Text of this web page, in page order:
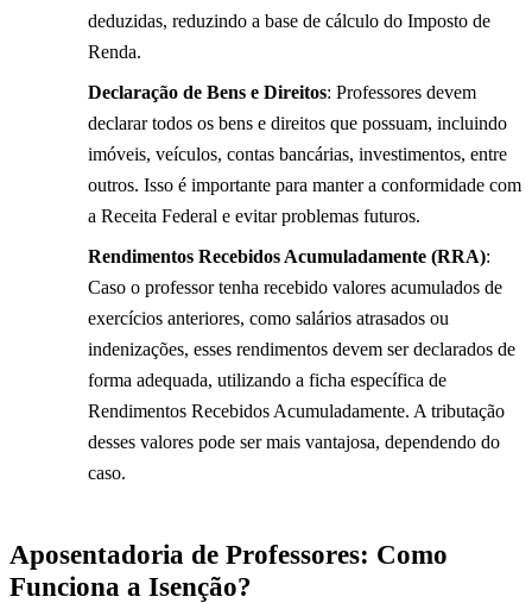
deduzidas, reduzindo a base de cálculo do Imposto de
Renda.
Declaração de Bens e Direitos: Professores devem
declarar todos os bens e direitos que possuam, incluindo
imóveis, veículos, contas bancárias, investimentos, entre
outros. Isso é importante para manter a conformidade com
a Receita Federal e evitar problemas futuros.
Rendimentos Recebidos Acumuladamente (RRA):
Caso o professor tenha recebido valores acumulados de
exercícios anteriores, como salários atrasados ou
indenizações, esses rendimentos devem ser declarados de
forma adequada, utilizando a ficha específica de
Rendimentos Recebidos Acumuladamente. A tributação
desses valores pode ser mais vantajosa, dependendo do
caso.
Aposentadoria de Professores: Como
Funciona a Isenção?